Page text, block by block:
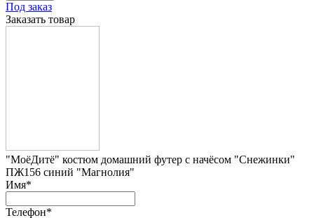
Под заказ
Заказать товар
"МоёДитё" костюм домашний футер с начёсом "Снежинки"
ПЖ156 синий "Магнолия"
Имя*
Телефон*